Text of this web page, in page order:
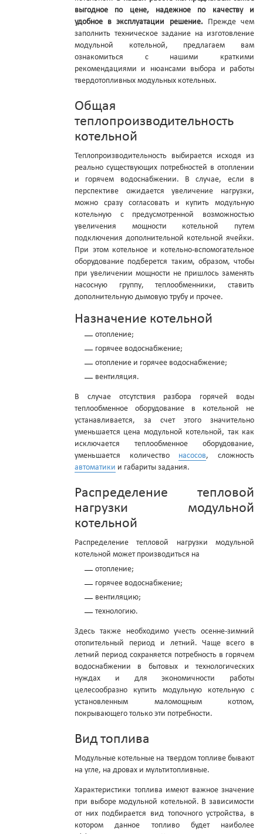
выгодное по цене, надежное по качеству и
удобное в эксплуатации решение. Прежде чем
заполнить техническое задание на изготовление
модульной котельной, предлагаем вам
ознакомиться с нашими краткими
рекомендациями и нюансами выбора и работы
твердотопливных модульных котельных.
Общая
теплопроизводительность
котельной
Теплопроизводительность выбирается исходя из
реально существующих потребностей в отоплении
и горячем водоснабжении. В случае, если в
перспективе ожидается увеличение нагрузки,
можно сразу согласовать и купить модульную
котельную с предусмотренной возможностью
увеличения мощности котельной путем
подключения дополнительной котельной ячейки.
При этом котельное и котельно-вспомогательное
оборудование подберется таким, образом, чтобы
при увеличении мощности не пришлось заменять
насосную группу, теплообменники, ставить
дополнительную дымовую трубу и прочее.
Назначение котельной
отопление;
горячее водоснабжение;
отопление и горячее водоснабжение;
вентиляция.
В случае отсутствия разбора горячей воды
теплообменное оборудование в котельной не
устанавливается, за счет этого значительно
уменьшается цена модульной котельной, так как
исключается теплообменное оборудование,
уменьшается количество насосов, сложность
автоматики и габариты задания.
Распределение тепловой
нагрузки модульной
котельной
Распределение тепловой нагрузки модульной
котельной может производиться на
отопление;
горячее водоснабжение;
вентиляцию;
технологию.
Здесь также необходимо учесть осенне-зимний
отопительный период и летний. Чаще всего в
летний период сохраняется потребность в горячем
водоснабжении в бытовых и технологических
нуждах и для экономичности работы
целесообразно купить модульную котельную с
установленным маломощным котлом,
покрывающего только эти потребности.
Вид топлива
Модульные котельные на твердом топливе бывают
на угле, на дровах и мультитопливные.
Характеристики топлива имеют важное значение
при выборе модульной котельной. В зависимости
от них подбирается вид топочного устройства, в
котором данное топливо будет наиболее